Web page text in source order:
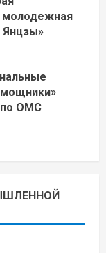
молодежная
Янцзы»
по ОМС